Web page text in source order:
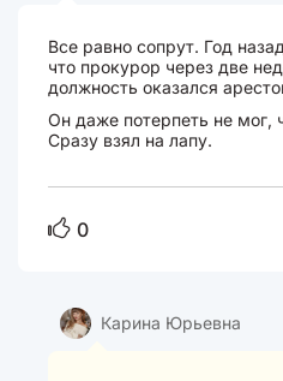
Все равно сопрут. Год
что прокурор через две
должность оказался
Он даже потерпеть не мог,
Сразу взял на лапу.
0
Карина Юрьевна